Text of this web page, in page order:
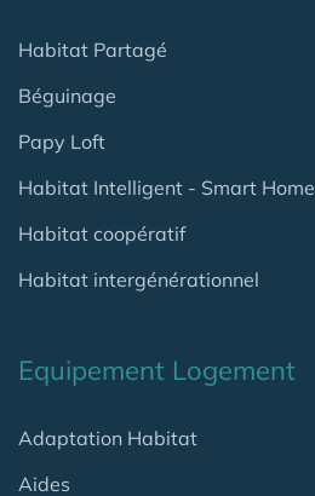
Habitat Partagé
Béguinage
Papy Loft
Habitat Intelligent - Smart Home
Habitat coopératif
Habitat intergénérationnel
Equipement Logement
Adaptation Habitat
Aides